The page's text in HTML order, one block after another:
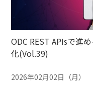
ODC REST APIsで進
化(Vol.39)
2026年02月02日（月）